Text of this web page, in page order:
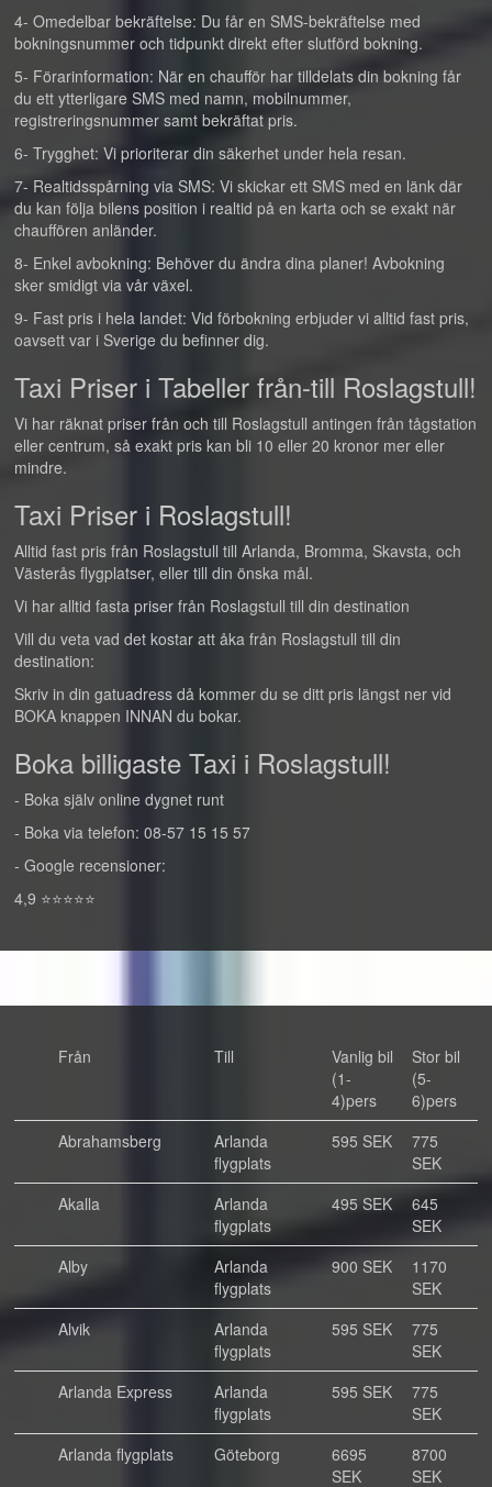
4- Omedelbar bekräftelse: Du får en SMS-bekräftelse med
bokningsnummer och tidpunkt direkt efter slutförd bokning.
5- Förarinformation: När en chaufför har tilldelats din bokning får
du ett ytterligare SMS med namn, mobilnummer,
registreringsnummer samt bekräftat pris.
6- Trygghet: Vi prioriterar din säkerhet under hela resan.
7- Realtidsspårning via SMS: Vi skickar ett SMS med en länk där
du kan följa bilens position i realtid på en karta och se exakt när
chauffören anländer.
8- Enkel avbokning: Behöver du ändra dina planer! Avbokning
sker smidigt via vår växel.
9- Fast pris i hela landet: Vid förbokning erbjuder vi alltid fast pris,
oavsett var i Sverige du befinner dig.
Taxi Priser i Tabeller från-till Roslagstull!
Vi har räknat priser från och till Roslagstull antingen från tågstation
eller centrum, så exakt pris kan bli 10 eller 20 kronor mer eller
mindre.
Taxi Priser i Roslagstull!
Alltid fast pris från Roslagstull till Arlanda, Bromma, Skavsta, och
Västerås flygplatser, eller till din önska mål.
Vi har alltid fasta priser från Roslagstull till din destination
Vill du veta vad det kostar att åka från Roslagstull till din
destination:
Skriv in din gatuadress då kommer du se ditt pris längst ner vid
BOKA knappen INNAN du bokar.
Boka billigaste Taxi i Roslagstull!
- Boka själv online dygnet runt
- Boka via telefon: 08-57 15 15 57
- Google recensioner:
4,9 ⭐⭐⭐⭐⭐
Från Till
Vanlig bil
(1-
4)pers
Stor bil
(5-
6)pers
Abrahamsberg
Arlanda
flygplats
595 SEK
775
SEK
Akalla
Arlanda
flygplats
495 SEK
645
SEK
Alby
Arlanda
flygplats
900 SEK
1170
SEK
Alvik
Arlanda
flygplats
595 SEK
775
SEK
Arlanda Express
Arlanda
flygplats
595 SEK
775
SEK
Arlanda flygplats
Göteborg
6695
SEK
8700
SEK